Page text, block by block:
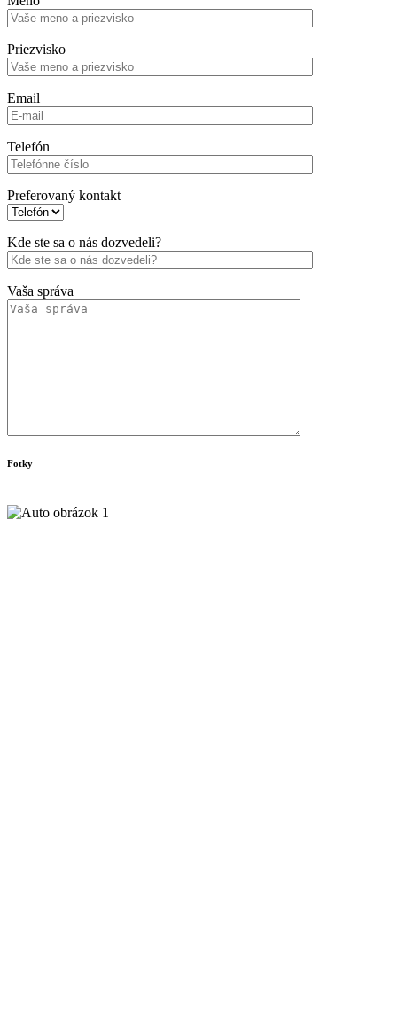
Priezvisko
Email
Telefón
Preferovaný kontakt
Kde ste sa o nás dozvedeli?
Vaša správa
Fotky